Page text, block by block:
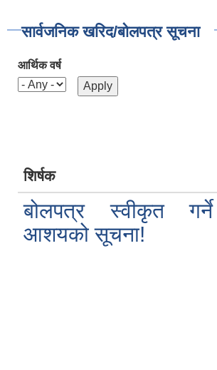
सार्वजनिक खरिद/बोलपत्र सूचना
आर्थिक वर्ष
शिर्षक
बोलपत्र स्वीकृत गर्ने
आशयको सूचना!